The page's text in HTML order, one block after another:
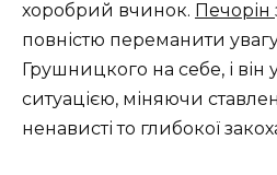
хоробрий вчинок. Печорін
повністю переманити
Грушницкого на себе, і він
ситуацією, міняючи
ненависті то глибокої